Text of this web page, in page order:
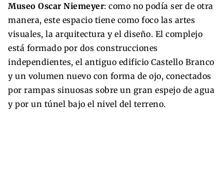
Museo Oscar Niemeyer: como no podía ser de otra
manera, este espacio tiene como foco las artes
visuales, la arquitectura y el diseño. El complejo
está formado por dos construcciones
independientes, el antiguo edificio Castello Branco
y un volumen nuevo con forma de ojo, conectados
por rampas sinuosas sobre un gran espejo de agua
y por un túnel bajo el nivel del terreno.